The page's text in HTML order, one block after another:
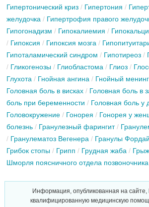
Гипертонический криз / Гипертония /
желудочка / Гипертрофия правого
Гипогонадизм / Гипокалиемия /
/ Гипоксия / Гипоксия мозга /
Гипоталамический синдром / Гипотиреоз /
/ Гликогенозы / Глиобластома / Глиоз /
Глухота / Гнойная ангина / Гнойный
Головная боль в висках / Головная боль в
боль при беременности / Головная боль у
Головокружение / Гонорея / Гонорея у
болезнь / Гранулезный фарингит/
/ Гранулематоз Вегенера / Гранулы
Грибок стопы / Грипп / Грудная жаба /
Шморля поясничного отдела позвоночника
Информация, опубликованная на
квалифицированную медицинскую